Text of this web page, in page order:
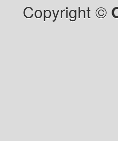
Copyright ©